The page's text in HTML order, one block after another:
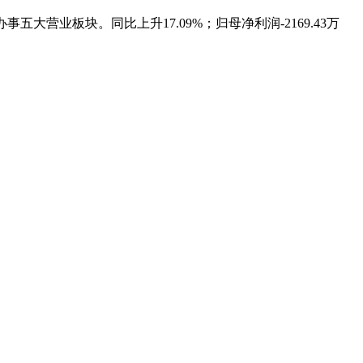
五大营业板块。同比上升17.09%；归母净利润-2169.43万